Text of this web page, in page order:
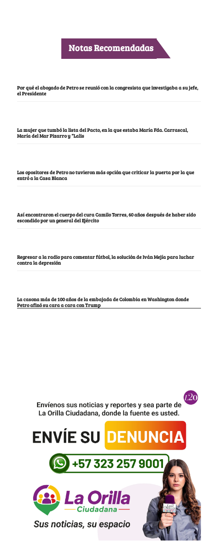
Notas Recomendadas
Por qué el abogado de Petro se reunió con la congresista que investigaba a su jefe,
el Presidente
La mujer que tumbó la lista del Pacto, en la que estaba María Fda. Carrascal,
María del Mar Pizarro y “Lalis
Los opositores de Petro no tuvieron más opción que criticar la puerta por la que
entró a la Casa Blanca
Así encontraron el cuerpo del cura Camilo Torres, 60 años después de haber sido
escondido por un general del Ejército
Regresar a la radio para comentar fútbol, la solución de Iván Mejía para luchar
contra la depresión
La casona más de 100 años de la embajada de Colombia en Washington donde
Petro afinó su cara a cara con Trump